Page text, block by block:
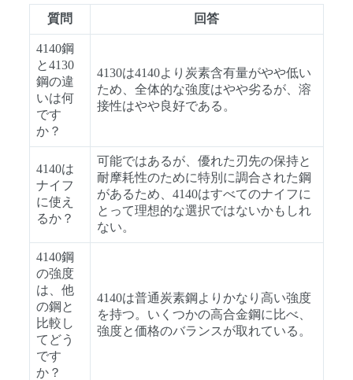
質問 回答
4140鋼
と4130
鋼の違
いは何
です
か？
4130は4140より炭素含有量がやや低い
ため、全体的な強度はやや劣るが、溶
接性はやや良好である。
4140は
ナイフ
に使え
るか？
可能ではあるが、優れた刃先の保持と
耐摩耗性のために特別に調合された鋼
があるため、4140はすべてのナイフに
とって理想的な選択ではないかもしれ
ない。
4140鋼
の強度
は、他
の鋼と
比較し
てどう
です
か？
4140は普通炭素鋼よりかなり高い強度
を持つ。いくつかの高合金鋼に比べ、
強度と価格のバランスが取れている。